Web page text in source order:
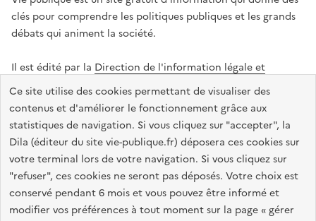
Ce site utilise des cookies permettant de visualiser des
contenus et d'améliorer le fonctionnement grâce aux
statistiques de navigation. Si vous cliquez sur "accepter", la
Dila (éditeur du site vie-publique.fr) déposera ces cookies sur
votre terminal lors de votre navigation. Si vous cliquez sur
"refuser", ces cookies ne seront pas déposés. Votre choix est
conservé pendant 6 mois et vous pouvez être informé et
modifier vos préférences à tout moment sur la page « gérer
clés pour comprendre les politiques publiques et les grands
débats qui animent la société.
Il est édité par la Direction de l'information légale et
administrative
legifrance.gouv.fr info.gouv.fr
data.gouv.fr
service-public.gouv.fr
Accessibilité : totalement conforme Données personnelles